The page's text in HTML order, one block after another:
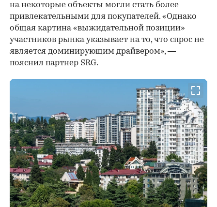
на некоторые объекты могли стать более
привлекательными для покупателей. «Однако
общая картина «выжидательной позиции»
участников рынка указывает на то, что спрос не
является доминирующим драйвером», —
пояснил партнер SRG.